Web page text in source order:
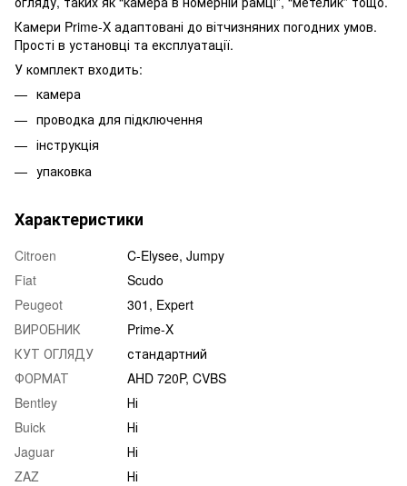
Камери Prime-X адаптовані до вітчизняних погодних умов.
Прості в установці та експлуатації.
У комплект входить:
камера
проводка для підключення
інструкція
упаковка
Характеристики
Citroen
C-Elysee, Jumpy
Fiat
Scudo
Peugeot
301, Expert
ВИРОБНИК
Prime-X
КУТ ОГЛЯДУ
стандартний
ФОРМАТ
AHD 720P, CVBS
Bentley
Ні
Buick
Ні
Jaguar
Ні
ZAZ
Ні